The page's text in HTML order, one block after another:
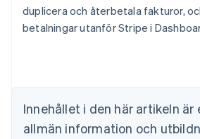
duplicera och återbetala fakturor,
betalningar utanför Stripe i
Innehållet i den här artikeln
allmän information och
English
Belgien
Bulgarien
Cypern
English